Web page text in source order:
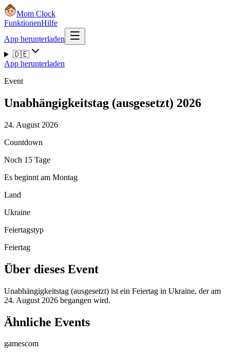
Mom Clock
FunktionenHilfe
App herunterladen
🇩🇪
App herunterladen
Event
Unabhängigkeitstag (ausgesetzt) 2026
24. August 2026
Countdown
Noch 15 Tage
Es beginnt am Montag
Land
Ukraine
Feiertagstyp
Feiertag
Über dieses Event
Unabhängigkeitstag (ausgesetzt) ist ein Feiertag in Ukraine, der am
24. August 2026 begangen wird.
Ähnliche Events
gamescom